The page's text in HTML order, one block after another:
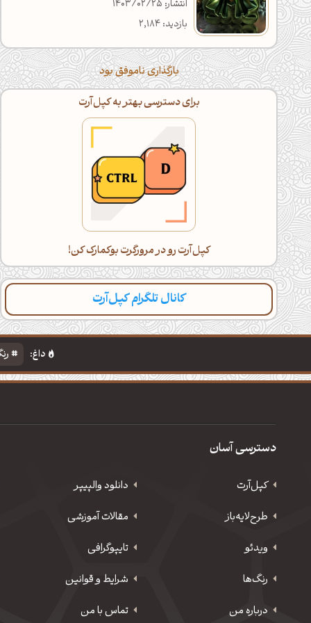
انتشار: 1403/02/25
بازدید: 2,184
بارگذاری ناموفق بود
برای دسترسی بهتر به کپل‌آرت
کپل‌آرت رو در مرورگرت بوکمارک کن!
کانال تلگرام کپل‌آرت
داغ:
دسترسی آسان
کپل‌آرت دانلود‌ والپیپر
طرح‌لایه‌باز
مقالات آموزشی
ویدئو
‌تایپوگرافی
رنگ‌ها
شرایط و قوانین
درباره من
تماس با من